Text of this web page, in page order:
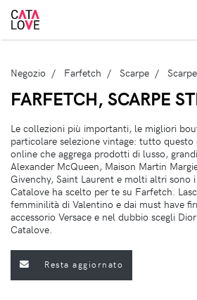
Negozio Farfetch Scarpe
FARFETCH, SCARPE
Le collezioni più importanti, le migliori
particolare selezione vintage: tutto
online che aggrega prodotti di lusso,
Alexander McQueen, Maison Martin
Givenchy, Saint Laurent e molti altri sono
Catalove ha scelto per te su Farfetch.
femminilità di Valentino e dai must have
accessorio Versace e nel dubbio scegli
Catalove.
Resta aggiornato